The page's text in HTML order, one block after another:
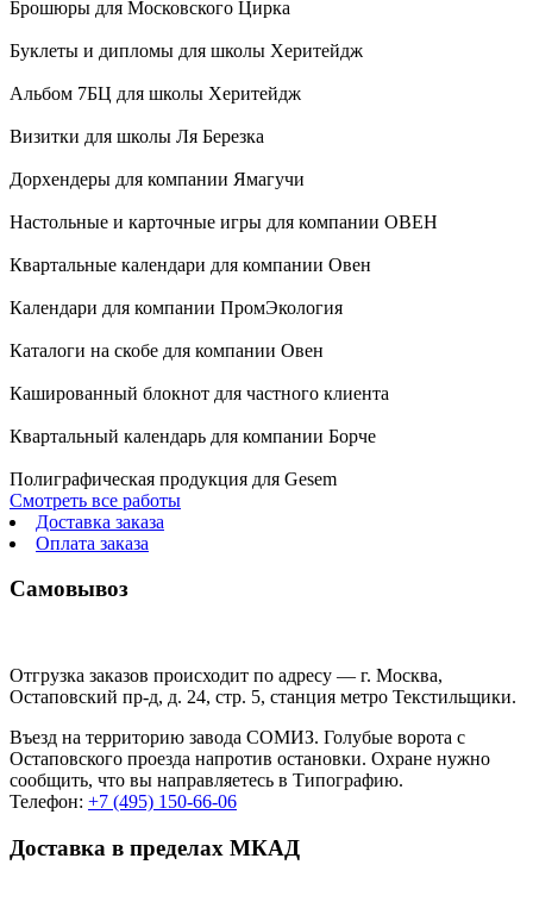
Блокноты
Грамоты, сертификаты
Открытки
Книги
Сувенирная продукция
Визитки
Бумажные стаканчики
Кашированные блокноты
Каталоги на КБС
Блокноты
Брошюры для Московского Цирка
Буклеты и дипломы для школы Херитейдж
Альбом 7БЦ для школы Херитейдж
Визитки для школы Ля Березка
Дорхендеры для компании Ямагучи
Настольные и карточные игры для компании ОВЕН
Квартальные календари для компании Овен
Календари для компании ПромЭкология
Каталоги на скобе для компании Овен
Кашированный блокнот для частного клиента
Квартальный календарь для компании Борче
Полиграфическая продукция для Gesem
Смотреть все работы
Доставка заказа
Оплата заказа
Самовывоз
Отгрузка заказов происходит по адресу — г. Москва,
Остаповский пр-д, д. 24, стр. 5, станция метро Текстильщики.
Въезд на территорию завода СОМИЗ. Голубые ворота с
Остаповского проезда напротив остановки. Охране нужно
сообщить, что вы направляетесь в Типографию.
Телефон: +7 (495) 150-66-06
Доставка в пределах МКАД